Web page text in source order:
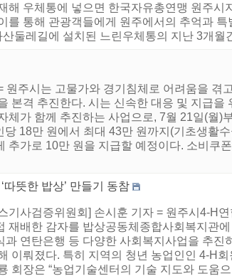
해 우체통에 넣으면 한국자유총연맹 원주시
를 통해 관광객들에게 원주에서의 추억과
둘레길에 설치된 느린우체통의 지난 3개월
주시는 고물가와 경기침체로 어려움을 겪
본격 추진한다. 시는 신속한 대응 및 지급
체가 함께 추진하는 사업으로, 7월 21일(월)
18만 원에서 최대 43만 원까지(기초생활
추가로 10만 원을 지급할 예정이다. 소비쿠
따뜻한 밥상’ 만들기 동참
기사검증위원회] 손시훈 기자 = 원주시4-H
재배한 감자를 밥상공동체종합사회복지관
과 연탄은행 등 다양한 사회복지사업을 추진
이뤄졌다. 특히 지역의 청년 농업인인 4-H
회장은 “농업기술센터의 기술 지도와 도움